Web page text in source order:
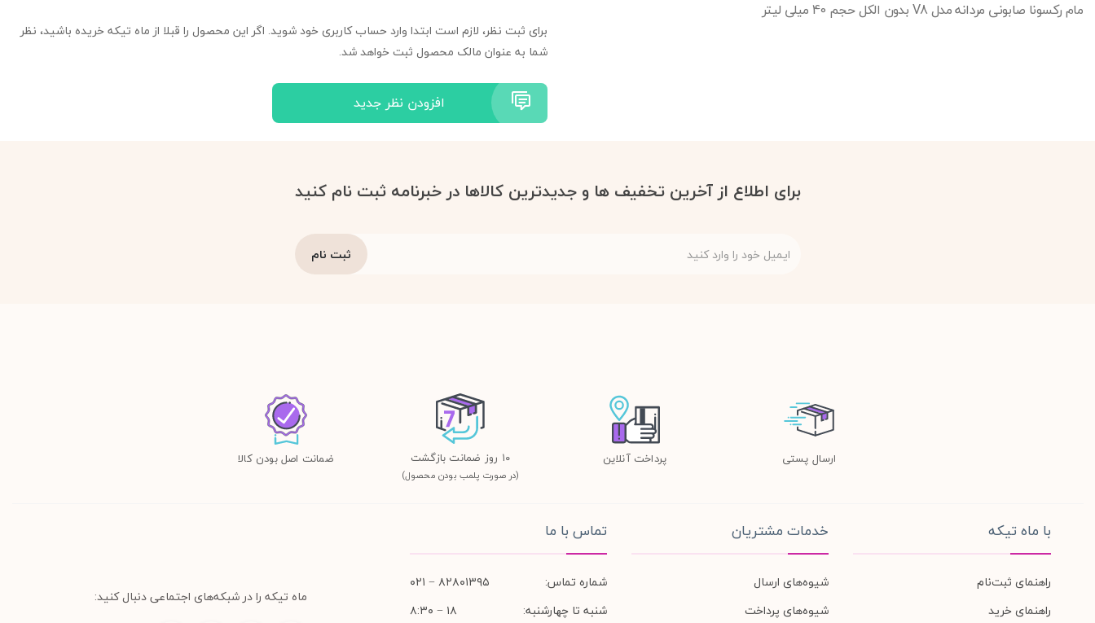
مام رکسونا صابونی مردانه مدل V8 بدون الکل حجم 40 میلی لیتر
برای ثبت نظر، لازم است ابتدا وارد حساب کاربری خود شوید. اگر این محصول را قبلا از ماه تیکه خریده باشید، نظر
شما به عنوان مالک محصول ثبت خواهد شد.
افزودن نظر جدید
برای اطلاع از آخرین تخفیف ها و جدیدترین کالاها در خبرنامه ثبت نام کنید
ارسال پستی پرداخت آنلاین ١٠ روز ضمانت بازگشت
(در صورت پلمب بودن محصول)
ضمانت اصل بودن کالا
با ماه تیکه
راهنمای ثبت‌نام
راهنمای خرید
خدمات مشتریان
شیوه‌های ارسال
شیوه‌های پرداخت
تماس با ما
شماره تماس:
۸۲۸۰۱۳۹۵ − ۰۲۱
شنبه تا چهارشنبه:
۱۸ − ۸:۳۰
ماه تیکه را در شبکه‌های اجتماعی دنبال کنید: